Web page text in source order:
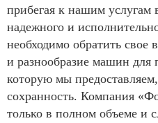
прибегая к нашим услугам
надежного и
необходимо обратить свое
и разнообразие машин для
которую мы
сохранность. Компания
только в полном объеме и